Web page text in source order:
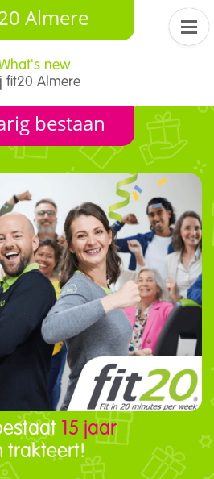
Almere
new
fit20 Almere
bestaan
15 jaar
trakteert!